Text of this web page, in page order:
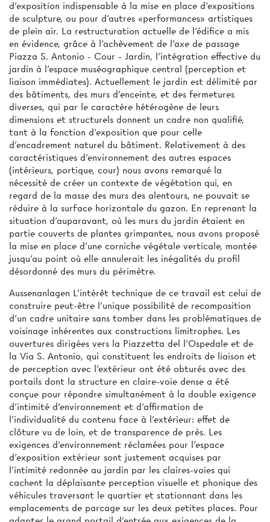
d'exposition indispensable à la mise en place d'expositions
de sculpture, ou pour d'autres «performances» artistiques
de plein air. La restructuration actuelle de l'édifice a mis
en évidence, grâce à l'achèvement de l'axe de passage
Piazza S. Antonio - Cour - Jardin, l'intégration effective du
jardin à l'espace muséographique central (perception et
liaison immédiates). Actuellement le jardin est délimité par
des bâtiments, des murs d'enceinte, et des fermetures
diverses, qui par le caractère hétérogène de leurs
dimensions et structurels donnent un cadre non qualifié,
tant à la fonction d'exposition que pour celle
d'encadrement naturel du bâtiment. Relativement à des
caractéristiques d'environnement des autres espaces
(intérieurs, portique, cour) nous avons remarqué la
nécessité de créer un contexte de végétation qui, en
regard de la masse des murs des alentours, ne pouvait se
réduire à la surface horizontale du gazon. En reprenant la
situation d'auparavant, où les murs du jardin étaient en
partie couverts de plantes grimpantes, nous avons proposé
la mise en place d'une corniche végétale verticale, montée
jusqu'au point où elle annulerait les inégalités du profil
désordonné des murs du périmètre.
Aussenanlagen L'intérêt technique de ce travail est celui de
construire peut-être l'unique possibilité de recomposition
d'un cadre unitaire sans tomber dans les problématiques de
voisinage inhérentes aux constructions limitrophes. Les
ouvertures dirigées vers la Piazzetta del l'Ospedale et de
la Via S. Antonio, qui constituent les endroits de liaison et
de perception avec l'extérieur ont été obturés avec des
portails dont la structure en claire-voie dense a été
conçue pour répondre simultanément à la double exigence
d'intimité d'environnement et d'affirmation de
l'individualité du contenu face à l'extérieur: effet de
clôture vu de loin, et de transparence de près. Les
exigences d'environnement réclamées pour l'espace
d'exposition extérieur sont justement acquises par
l'intimité redonnée au jardin par les claires-voies qui
cachent la déplaisante perception visuelle et phonique des
véhicules traversant le quartier et stationnant dans les
emplacements de parcage sur les deux petites places. Pour